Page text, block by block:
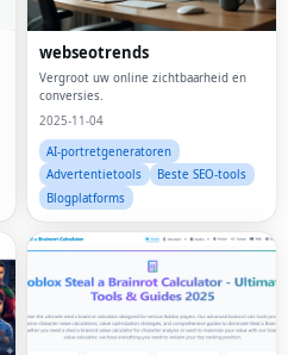
webseotrends
Vergroot uw online zichtbaarheid en
conversies.
2025-11-04
AI-portretgeneratoren
Advertentietools
Beste SEO-tools
Blogplatforms